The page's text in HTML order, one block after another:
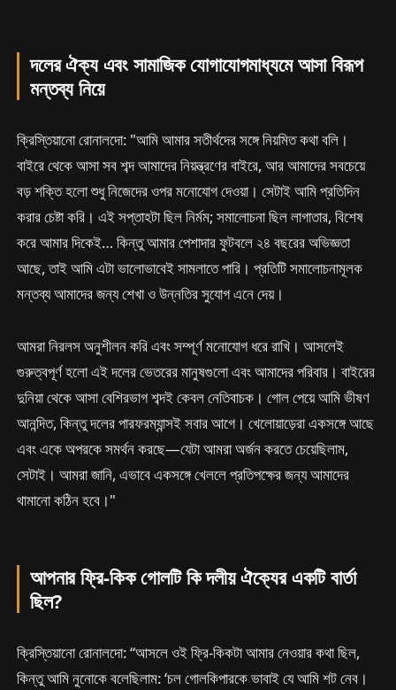
দলের ঐক্য এবং সামাজিক যোগাযোগমাধ্যমে আসা বিরূপ
মন্তব্য নিয়ে
ক্রিস্তিয়ানো রোনালদো: "আমি আমার সতীর্থদের সঙ্গে নিয়মিত কথা বলি।
বাইরে থেকে আসা সব শব্দ আমাদের নিয়ন্ত্রণের বাইরে, আর আমাদের সবচেয়ে
বড় শক্তি হলো শুধু নিজেদের ওপর মনোযোগ দেওয়া। সেটাই আমি প্রতিদিন
করার চেষ্টা করি। এই সপ্তাহটা ছিল নির্মম; সমালোচনা ছিল লাগাতার, বিশেষ
করে আমার দিকেই… কিন্তু আমার পেশাদার ফুটবলে ২৪ বছরের অভিজ্ঞতা
আছে, তাই আমি এটা ভালোভাবেই সামলাতে পারি। প্রতিটি সমালোচনামূলক
মন্তব্য আমাদের জন্য শেখা ও উন্নতির সুযোগ এনে দেয়।
আমরা নিরলস অনুশীলন করি এবং সম্পূর্ণ মনোযোগ ধরে রাখি। আসলেই
গুরুত্বপূর্ণ হলো এই দলের ভেতরের মানুষগুলো এবং আমাদের পরিবার। বাইরের
দুনিয়া থেকে আসা বেশিরভাগ শব্দই কেবল নেতিবাচক। গোল পেয়ে আমি ভীষণ
আনন্দিত, কিন্তু দলের পারফরম্যান্সই সবার আগে। খেলোয়াড়েরা একসঙ্গে আছে
এবং একে অপরকে সমর্থন করছে—যেটা আমরা অর্জন করতে চেয়েছিলাম,
সেটাই। আমরা জানি, এভাবে একসঙ্গে খেললে প্রতিপক্ষের জন্য আমাদের
থামানো কঠিন হবে।"
আপনার ফ্রি-কিক গোলটি কি দলীয় ঐক্যের একটি বার্তা
ছিল?
ক্রিস্তিয়ানো রোনালদো: “আসলে ওই ফ্রি-কিকটা আমার নেওয়ার কথা ছিল,
কিন্তু আমি নুনোকে বলেছিলাম: ‘চল গোলকিপারকে ভাবাই যে আমি শট নেব।